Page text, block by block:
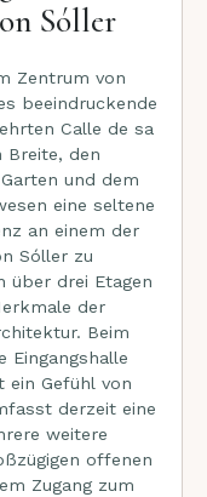
Sóller
Zentrum von
beeindruckende
Calle de sa
Breite, den
und dem
eine seltene
an einem der
Sóller zu
der
Beim
Eingangshalle
ein Gefühl von
derzeit eine
weitere
offenen
Zugang zum